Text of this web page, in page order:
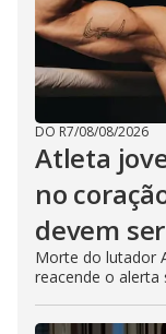
DO R7/08/08/2026
Atleta
no
devem
Morte do lutador
reacende o alerta